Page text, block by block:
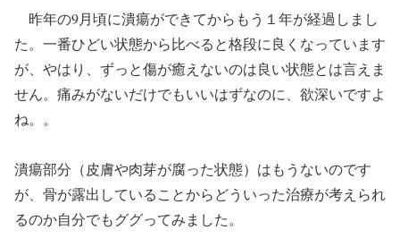
昨年の9月頃に潰瘍ができてからもう１年が経過しまし
た。一番ひどい状態から比べると格段に良くなっています
が、やはり、ずっと傷が癒えないのは良い状態とは言えま
せん。痛みがないだけでもいいはずなのに、欲深いですよ
ね。。
潰瘍部分（皮膚や肉芽が腐った状態）はもうないのです
が、骨が露出していることからどういった治療が考えられ
るのか自分でもググってみました。